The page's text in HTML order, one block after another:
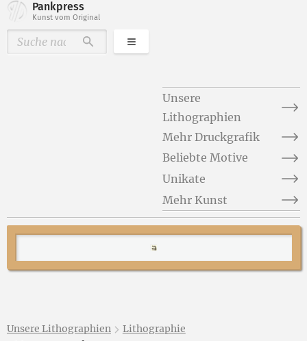
Pankpress
Kunst vom Original
DurchsuchenKategorien
Unsere
Lithographien
Mehr Druckgrafik
Beliebte Motive
Unikate
Mehr Kunst
Unsere Lithographien Lithographie